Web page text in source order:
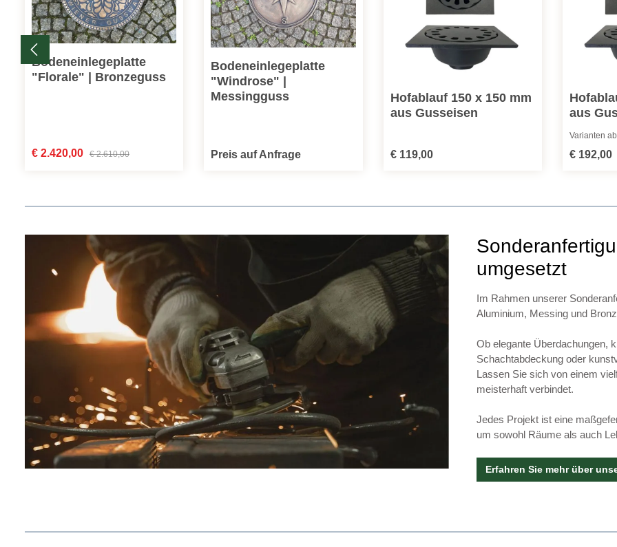
Bodeneinlegeplatte
"Florale" | Bronzeguss
Verkaufspreis:
€ 2.420,00 Regulärer Preis:
€ 2.610,00
Bodeneinlegeplatte
"Windrose" |
Messingguss
Preis auf Anfrage
Hofablauf 150 x 150 mm
aus Gusseisen
Regulärer Preis:
€ 119,00
aus
Varianten ab
Regulärer
€ 192,00
umgesetzt
Im Rahmen unserer
Aluminium, Messing und
Ob elegante Überdachungen,
Schachtabdeckung oder
Lassen Sie sich von einem
meisterhaft verbindet.
Jedes Projekt ist eine
um sowohl Räume als auch
Erfahren Sie mehr über